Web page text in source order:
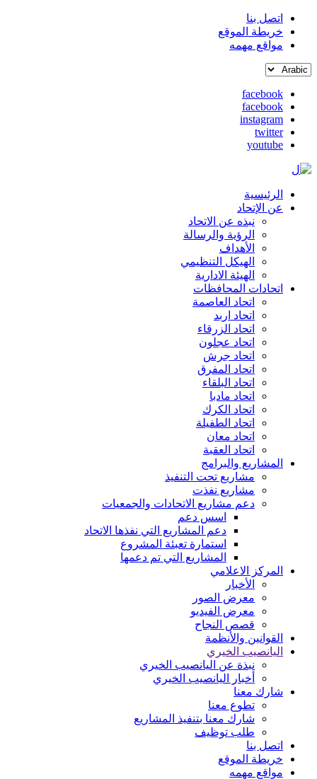
القائمة
العلوية
(header
top)
اتصل بنا
خريطة الموقع
مواقع مهمه
Select
language
social
media
facebook
facebook
instagram
twitter
youtube
Main
navigation
الرئيسية
عن الإتحاد
نبذه عن الاتحاد
الرؤية والرسالة
الأهداف
الهيكل التنظيمي
الهيئة الادارية
اتحادات المحافظات
اتحاد العاصمة
اتحاد اربد
اتحاد الزرقاء
اتحاد عجلون
اتحاد جرش
اتحاد المفرق
اتحاد البلقاء
اتحاد مادبا
اتحاد الكرك
اتحاد الطفيلة
اتحاد معان
اتحاد العقبة
المشاريع والبرامج
مشاريع تحت التنفيذ
مشاريع نفذت
دعم مشاريع الاتحادات والجمعيات
اسس دعم
دعم المشاريع التي نفذها الاتحاد
استمارة تعبئة المشروع
المشاريع التي تم دعمها
المركز الاعلامي
الأخبار
معرض الصور
معرض الفيديو
قصص النجاح
القوانين والأنظمة
اليانصيب الخيري
نبذة عن اليانصيب الخيري
أخبار اليانصيب الخيري
شارك معنا
تطوع معنا
شارك معنا بتنفيذ المشاريع
طلب توظيف
اتصل بنا
خريطة الموقع
مواقع مهمه